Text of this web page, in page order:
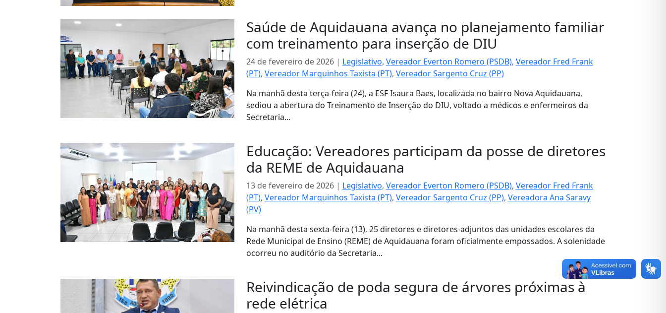
Saúde de Aquidauana avança no planejamento familiar
com treinamento para inserção de DIU
24 de fevereiro de 2026| Legislativo, Vereador Everton Romero (PSDB), Vereador Fred Frank
(PT), Vereador Marquinhos Taxista (PT), Vereador Sargento Cruz (PP)
Na manhã desta terça-feira (24), a ESF Isaura Baes, localizada no bairro Nova Aquidauana,
sediou a abertura do Treinamento de Inserção do DIU, voltado a médicos e enfermeiros da
Secretaria...
Educação: Vereadores participam da posse de diretores
da REME de Aquidauana
13 de fevereiro de 2026| Legislativo, Vereador Everton Romero (PSDB), Vereador Fred Frank
(PT), Vereador Marquinhos Taxista (PT), Vereador Sargento Cruz (PP), Vereadora Ana Saravy
(PV)
Na manhã desta sexta-feira (13), 25 diretores e diretores-adjuntos das unidades escolares da
Rede Municipal de Ensino (REME) de Aquidauana foram oficialmente empossados. A solenidade
ocorreu no auditório da Secretaria...
Reivindicação de poda segura de árvores próximas à
rede elétrica